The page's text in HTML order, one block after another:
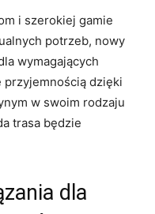
i szerokiej gamie
potrzeb, ⁢nowy
wymagających
dzięki​
w⁢ swoim rodzaju
trasa będzie
dla